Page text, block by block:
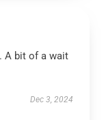
A bit of a wait
Dec 3, 2024